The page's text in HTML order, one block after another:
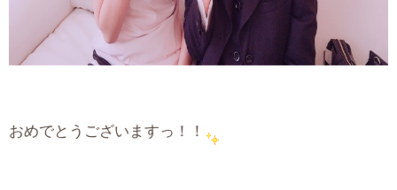
おめでとうございますっ！！